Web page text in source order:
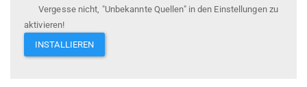
Vergesse nicht, "Unbekannte Quellen" in den Einstellungen zu
aktivieren!
INSTALLIEREN